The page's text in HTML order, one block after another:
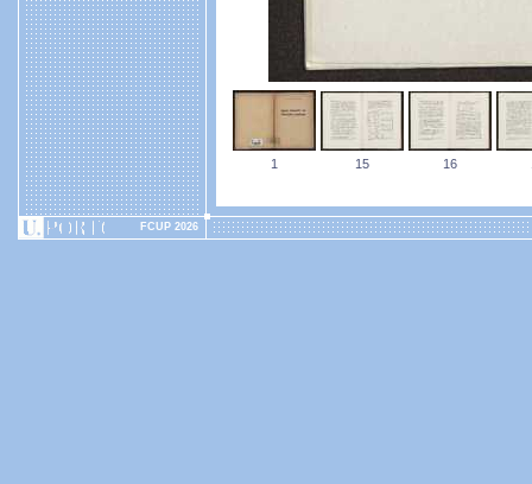
1 15 16
FCUP 2026